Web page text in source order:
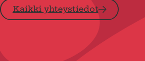
Kaikki yhteystiedot